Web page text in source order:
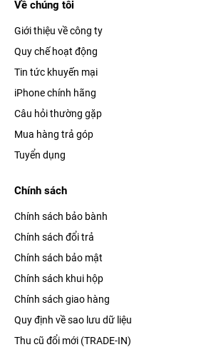
Kết nối nhanh hơn
Điện thoại iPhone 6+ đi kèm với công
mọi lúc mọi nơi. Với WiFi 802.11ac,
Touch ID
những người dùng khác. Không chỉ mở
bạn, nó còn có thể được sử dụng để phê
Về chúng tôi
Giới thiệu về công ty
Quy chế hoạt động
Tin tức khuyến mại
iPhone chính hãng
Câu hỏi thường gặp
Mua hàng trả góp
Tuyển dụng
Chính sách
Chính sách bảo bành
Chính sách đổi trả
Chính sách bảo mật
Chính sách khui hộp
Chính sách giao hàng
Quy định về sao lưu dữ liệu
Thu cũ đổi mới (TRADE-IN)